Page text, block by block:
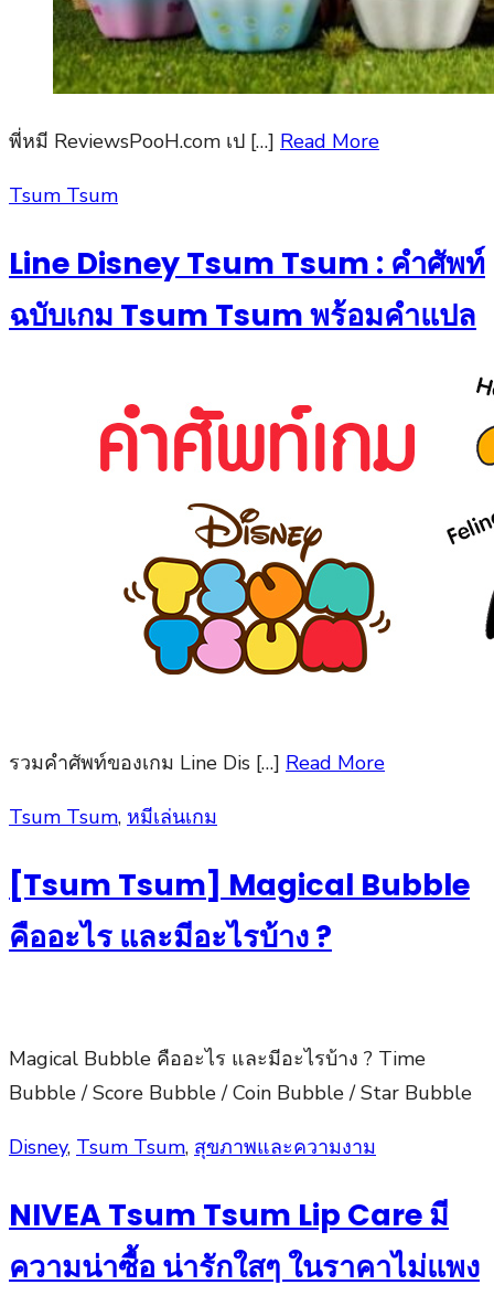
พี่หมี ReviewsPooH.com เป […] Read More
Posted
Tsum Tsum
Line Disney Tsum Tsum : คำศัพท์
ฉบับเกม Tsum Tsum พร้อมคำแปล
รวมคำศัพท์ของเกม Line Dis […] Read More
Posted
Tsum Tsum, หมีเล่นเกม
[Tsum Tsum] Magical Bubble
คืออะไร และมีอะไรบ้าง ?
Magical Bubble คืออะไร และมีอะไรบ้าง ? Time
Bubble / Score Bubble / Coin Bubble / Star Bubble
Posted
Disney, Tsum Tsum, สุขภาพและความงาม
NIVEA Tsum Tsum Lip Care มี
ความน่าซื้อ น่ารักใสๆ ในราคาไม่แพง